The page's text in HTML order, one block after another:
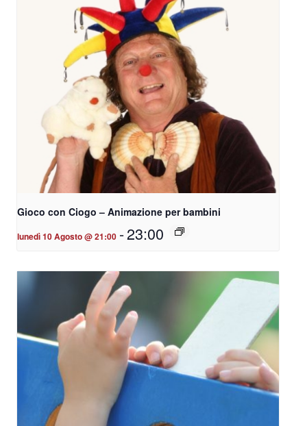
Gioco con Ciogo – Animazione per bambini
lunedì 10 Agosto @ 21:00 -23:00